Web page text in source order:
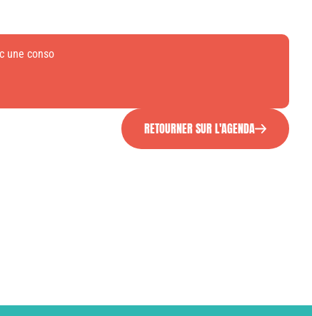
une conso
RETOURNER SUR L'AGENDA